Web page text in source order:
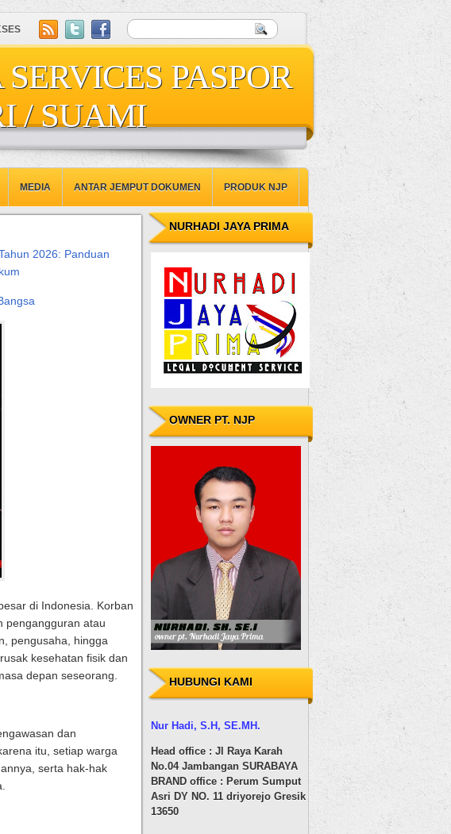
PASPOR
/ SUAMI
MEDIA ANTAR JEMPUT DOKUMEN PRODUK NJP
2026: Panduan
di Indonesia. Korban
pengangguran atau
pengusaha, hingga
kesehatan fisik dan
depan seseorang.
dan
itu, setiap warga
serta hak-hak
NURHADI JAYA PRIMA
OWNER PT. NJP
HUBUNGI KAMI
Nur Hadi, S.H , SE.MH.
Head office : Jl Raya Karah
No.04 Jambangan SURABAYA
BRAND office : Perum Sumput
Asri DY NO. 11 driyorejo Gresik
13650